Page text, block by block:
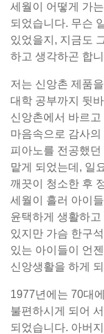
세월이 어떻게 가
되었습니다. 무슨
있었을지, 지금도
하고 생각하곤 합
저는 신앙촌 제품
대학 공부까지 뒷
신앙촌에서 바르
마음속으로 감사
피아노를 전공했
맡게 되었는데, 일
깨끗이 청소한 후
세월이 흘러 아이
윤택하게 생활하
있지만 가슴 한구
있는 아이들이 언
신앙생활을 하게
1977년에는 70대
불편하시게 되어
되었습니다. 아버